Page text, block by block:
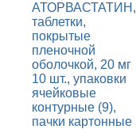
АТОРВАСТАТИН,
таблетки,
покрытые
пленочной
оболочкой, 20 мг
10 шт., упаковки
ячейковые
контурные (9),
пачки картонные